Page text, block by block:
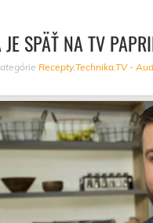
SPÄŤ NA TV
Recepty,Technika,TV -